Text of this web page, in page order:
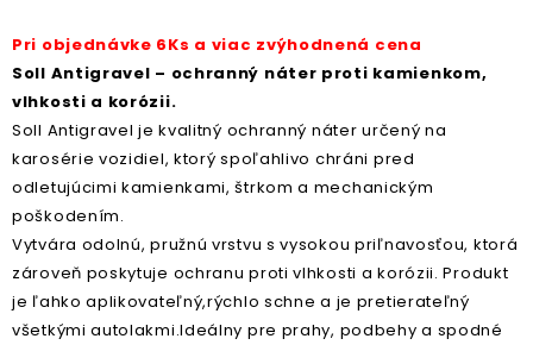
Pri objednávke 6Ks a viac zvýhodnená cena
Soll Antigravel – ochranný náter proti kamienkom,
vlhkosti a korózii.
Soll Antigravel je kvalitný ochranný náter určený na
karosérie vozidiel, ktorý spoľahlivo chráni pred
odletujúcimi kamienkami, štrkom a mechanickým
poškodením.
Vytvára odolnú, pružnú vrstvu s vysokou priľnavosťou, ktorá
zároveň poskytuje ochranu proti vlhkosti a korózii. Produkt
je ľahko aplikovateľný,rýchlo schne a je pretierateľný
všetkými autolakmi.Ideálny pre prahy, podbehy a spodné